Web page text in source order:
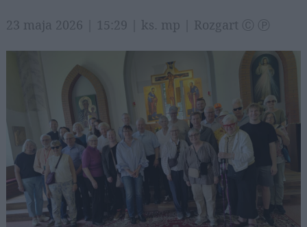
23 maja 2026 | 15:29 | ks. mp | Rozgart Ⓒ Ⓟ